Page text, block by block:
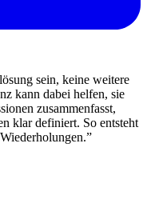
sein, keine weitere
kann dabei helfen, sie
zusammenfasst,
klar definiert. So entsteht
”